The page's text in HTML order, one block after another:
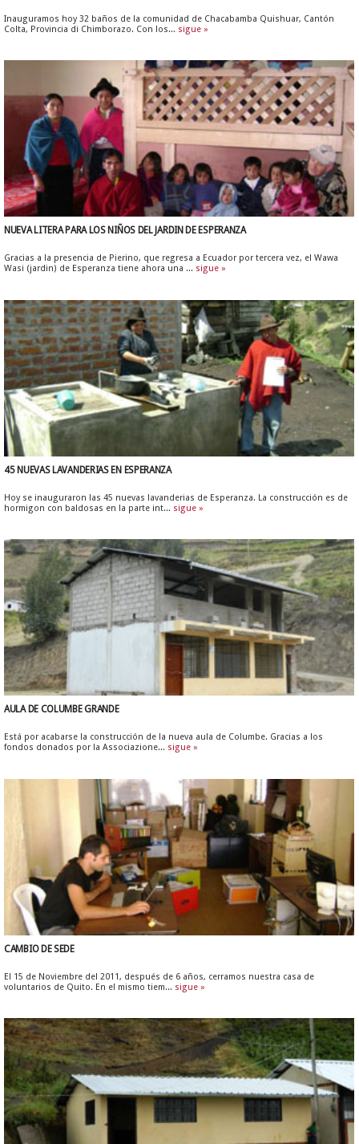
Inauguramos hoy 32 baños de la comunidad de Chacabamba Quishuar, Cantón
Colta, Provincia di Chimborazo. Con los... sigue »
NUEVA LITERA PARA LOS NIÑOS DEL JARDIN DE ESPERANZA
Gracias a la presencia de Pierino, que regresa a Ecuador por tercera vez, el Wawa
Wasi (jardin) de Esperanza tiene ahora una ... sigue »
45 NUEVAS LAVANDERIAS EN ESPERANZA
Hoy se inauguraron las 45 nuevas lavanderias de Esperanza. La construcción es de
hormigon con baldosas en la parte int... sigue »
AULA DE COLUMBE GRANDE
Está por acabarse la construcción de la nueva aula de Columbe. Gracias a los
fondos donados por la Associazione... sigue »
CAMBIO DE SEDE
El 15 de Noviembre del 2011, después de 6 años, cerramos nuestra casa de
voluntarios de Quito. En el mismo tiem... sigue »